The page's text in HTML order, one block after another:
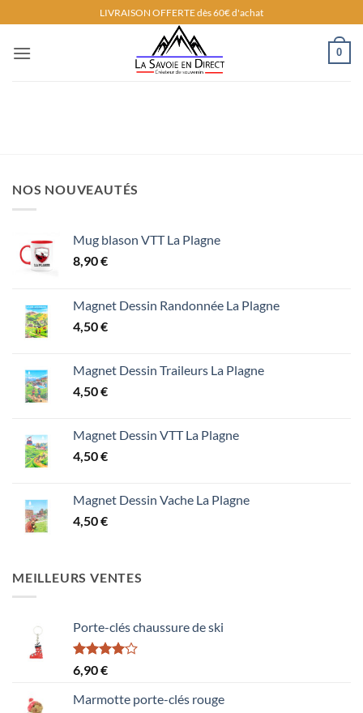
au
contenu
LIVRAISON OFFERTE dès 60€ d'achat
0
NOS NOUVEAUTÉS
Mug blason VTT La Plagne
8,90€
Magnet Dessin Randonnée La Plagne
4,50€
Magnet Dessin Traileurs La Plagne
4,50€
Magnet Dessin VTT La Plagne
4,50€
Magnet Dessin Vache La Plagne
4,50€
MEILLEURS VENTES
Porte-clés chaussure de ski
Note
4.00
5
6,90€
Marmotte porte-clés rouge